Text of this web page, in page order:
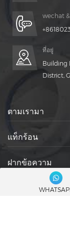
wechat
ที่อยู่
Building
District,
ตามเรามา
แท็กร้อน
ฝากข้อความ
ไอคอนสังคม :